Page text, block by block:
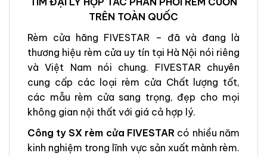
TRÊN TOÀN QUỐC
Rèm cửa hãng FIVESTAR – đã và đang là
thương hiệu rèm cửa uy tín tại Hà Nội nói riêng
và Việt Nam nói chung. FIVESTAR chuyên
cung cấp các loại rèm cửa Chất lượng tốt,
các mẫu rèm cửa sang trọng, đẹp cho mọi
không gian nội thất với giá cả hợp lý.
Công ty SX rèm cửa FIVESTARcó nhiều năm
kinh nghiệm trong lĩnh vực sản xuất mành rèm.